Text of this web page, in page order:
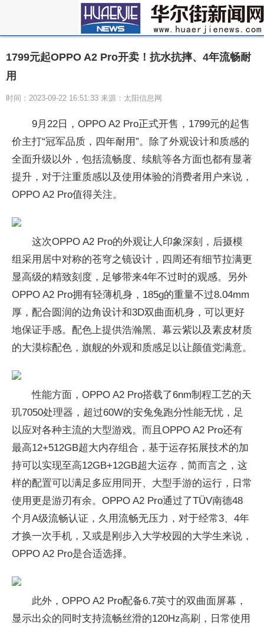
1799元起OPPO A2 Pro开卖！抗水抗摔、4年流畅耐
用
时间：2023-09-22 16:51:33 来源：太阳信息网
9月22日，OPPO A2 Pro正式开售，1799元的起售
价主打“冠军品质，四年耐用”。除了外观设计和质感的
全面升级以外，包括流畅度、续航等各方面也都有显著
提升，对于注重质感以及使用体验的消费者用户来说，
OPPO A2 Pro值得关注。
这次OPPO A2 Pro的外观让人印象深刻，后摄模
组采用居中对称的苍穹之镜设计，四周还有细节拉满更
显高级的精致刻度，足够带来4年不过时的观感。另外
OPPO A2 Pro拥有轻薄机身，185g的重量不过8.04mm
厚，配合圆润的边角设计和3D双曲面机身，可以更好
地保证手感。配色上提供浩瀚黑、幕云紫以及素皮材质
的大漠棕配色，旗舰的外观和质感足以让颜值党满意。
性能方面，OPPO A2 Pro搭载了6nm制程工艺的天
玑7050处理器，超过60W的安兔兔跑分性能无忧，足
以应对各种主流的大型游戏。而且OPPO A2 Pro还有
最高12+512GB超大内存组合，基于运存拓展技术的加
持可以实现至高12GB+12GB超大运存，简而言之，这
样的配置可以满足多应用同开、大型手游的运行，日常
使用更是游刃有余。OPPO A2 Pro通过了TÜV南德48
个月A级流畅认证，久用流畅无压力，对于经常3、4年
才换一次手机，又或是刚步入大学校园的大学生来说，
OPPO A2 Pro是合适选择。
此外，OPPO A2 Pro配备6.7英寸的双曲面屏幕，
显示出众的同时支持流畅丝滑的120Hz高刷，日常使用